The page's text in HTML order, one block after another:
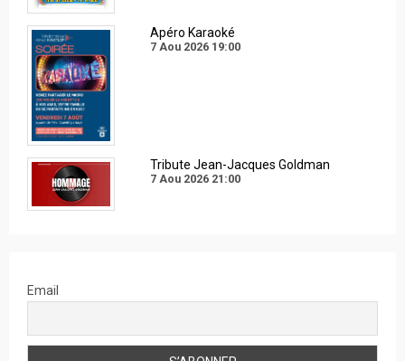
Apéro Karaoké
7 Aou 2026 19:00
Tribute Jean-Jacques Goldman
7 Aou 2026 21:00
Email